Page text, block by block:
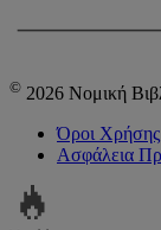
© 2026 Νομική
Όροι Χρήσης
Ασφάλεια